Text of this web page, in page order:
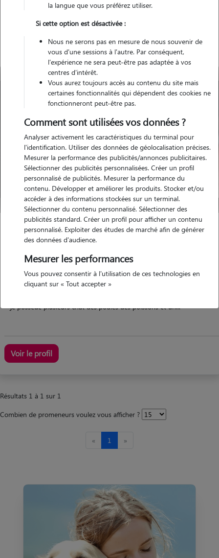
Nos promeneurs à Saint-Astier
Solenne
LEVIGNAC DE GUYENNE 47120
possède des animaux
je possède plusieurs chat des poules des poissons et un...
Voir le profil
Résultats 1 à 1 sur 1
Combien de promeneurs voulez vous afficher ?
« 1 »
la langue que vous préférez utiliser.
Si cette option est désactivée :
Nous ne serons pas en mesure de nous souvenir de
vous d'une sessions à l'autre. Par conséquent,
l'expérience ne sera peut-être pas adaptée à vos
centres d'intérêt.
Vous aurez toujours accès au contenu du site mais
certaines fonctionnalités qui dépendent des cookies ne
fonctionneront peut-être pas.
Comment sont utilisées vos données ?
Analyser activement les caractéristiques du terminal pour
l'identification. Utiliser des données de géolocalisation précises.
Mesurer la performance des publicités/annonces publicitaires.
Sélectionner des publicités personnalisées. Créer un profil
personnalisé de publicités. Mesurer la performance du
contenu. Développer et améliorer les produits. Stocker et/ou
accéder à des informations stockées sur un terminal.
Sélectionner du contenu personnalisé. Sélectionner des
publicités standard. Créer un profil pour afficher un contenu
personnalisé. Exploiter des études de marché afin de générer
des données d'audience.
Mesurer les performances
Vous pouvez consentir à l'utilisation de ces technologies en
cliquant sur « Tout accepter »